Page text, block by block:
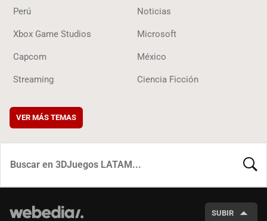
Perú Noticias
Xbox Game Studios Microsoft
Capcom México
Streaming Ciencia Ficción
VER MÁS TEMAS
SUBIR